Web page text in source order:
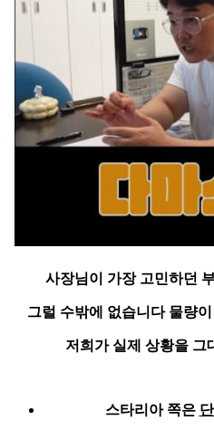
사장님이 가장 고민하던
그럴 수밖에 없습니다 물량
저희가 실제 상황을 그
스타리아 쪽은